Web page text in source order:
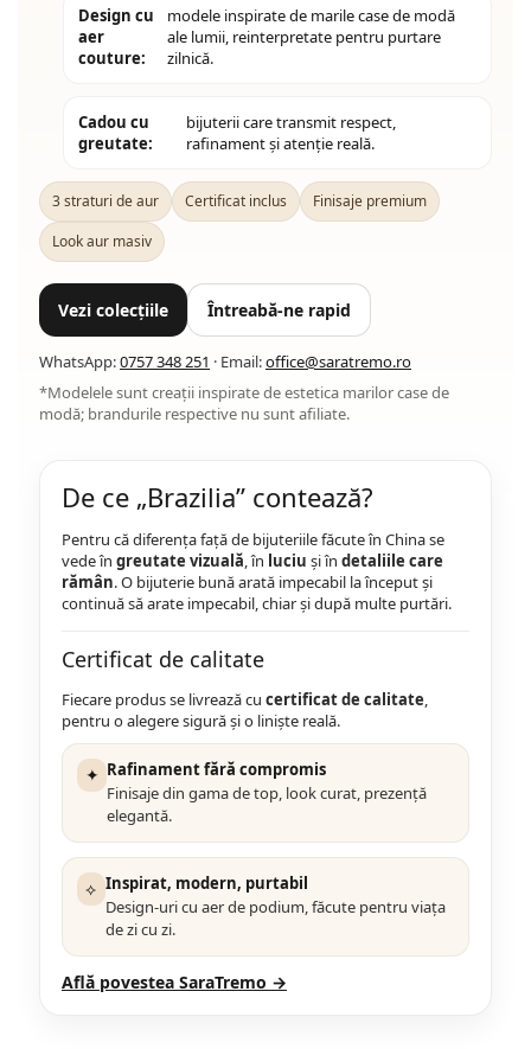
Design cu
aer
couture:
modele inspirate de marile case de modă
ale lumii, reinterpretate pentru purtare
zilnică.
Cadou cu
greutate:
bijuterii care transmit respect,
rafinament și atenție reală.
3 straturi de aur Certificat inclus
Finisaje premium
Look aur masiv
Vezi colecțiile Întreabă-ne rapid
WhatsApp:0757 348 251 · Email:office@saratremo.ro
*Modelele sunt creații inspirate de estetica marilor case de
modă; brandurile respective nu sunt afiliate.
De ce „Brazilia” contează?
Pentru că diferența față de bijuteriile făcute în China se
vede în greutate vizuală, în luciu și în detaliile care
rămân. O bijuterie bună arată impecabil la început și
continuă să arate impecabil, chiar și după multe purtări.
Certificat de calitate
Fiecare produs se livrează cu certificat de calitate,
pentru o alegere sigură și o liniște reală.
✦ Rafinament fără compromis
Finisaje din gama de top, look curat, prezență
elegantă.
⟡ Inspirat, modern, purtabil
Design-uri cu aer de podium, făcute pentru viața
de zi cu zi.
Află povestea SaraTremo →